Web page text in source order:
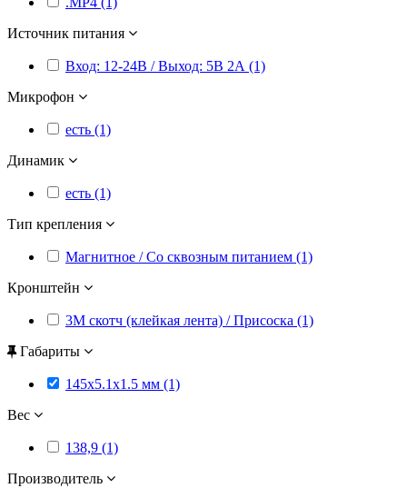
Источник питания
Вход: 12-24В / Выход: 5В 2А (1)
Микрофон
есть (1)
Динамик
есть (1)
Тип крепления
Магнитное / Со сквозным питанием (1)
Кронштейн
3M скотч (клейкая лента) / Присоска (1)
Габариты
145x5.1x1.5 мм (1)
Вес
138,9 (1)
Производитель